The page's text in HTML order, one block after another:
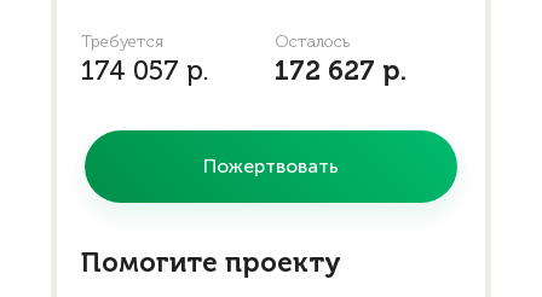
Требуется
174 057 р.
Осталось
172 627 р.
Пожертвовать
Помогите проекту